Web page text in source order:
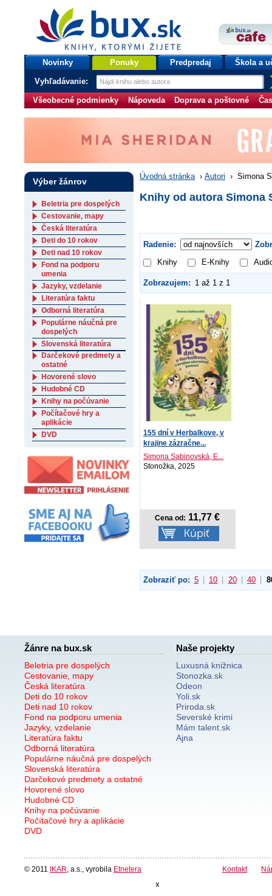
bux.sk
knihy, ktorými žijete
Úvodná stránka
Novinky Ponuky Predpredaj Škola a
Vyhľadávanie:
Všeobecné podmienky Nápoveda Doprava a poštovné
Úvodná stránka › Autori › Simona
Knihy od autora Simona
Radenie:
Knihy
E-Knihy
Zobrazujem: 1 až 1 z 1
155 dní v Herbalkove, v
krajine zázračne...
Simona Sabinovská, E...
Stonožka, 2025
Cena od: 11,77 €
Zobraziť po: 5 10 20 40
Výber žánrov
Beletria pre dospelých
Cestovanie, mapy
Česká literatúra
Deti do 10 rokov
Deti nad 10 rokov
Fond na podporu
umenia
Jazyky, vzdelanie
Literatúra faktu
Odborná literatúra
Populárne náučná pre
dospelých
Slovenská literatúra
Darčekové predmety a
ostatné
Hovorené slovo
Hudobné CD
Knihy na počúvanie
Počítačové hry a
aplikácie
DVD
Žánre na bux.sk
Beletria pre dospelých
Cestovanie, mapy
Česká literatúra
Deti do 10 rokov
Deti nad 10 rokov
Fond na podporu umenia
Jazyky, vzdelanie
Literatúra faktu
Odborná literatúra
Populárne náučná pre dospelých
Slovenská literatúra
Darčekové predmety a ostatné
Hovorené slovo
Hudobné CD
Knihy na počúvanie
Počítačové hry a aplikácie
DVD
Naše projekty
Luxusná knižnica
Stonozka.sk
Odeon
Yoli.sk
Priroda.sk
Severské krimi
Mám talent.sk
Ajna
© 2011 IKAR , a.s., vyrobila Etnetera Kontakt
x